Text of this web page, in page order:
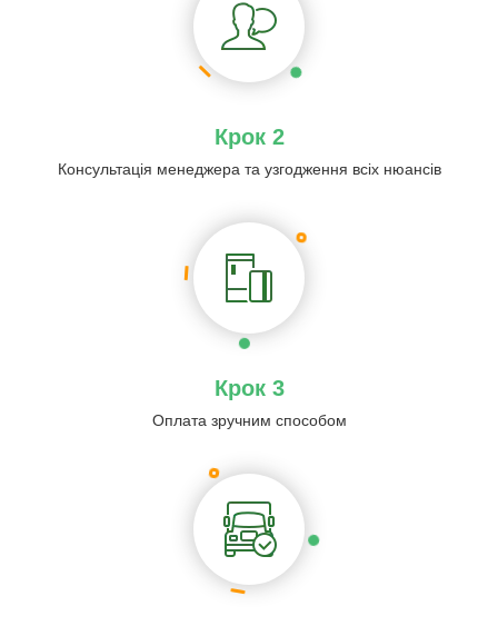
Крок 2
Консультація менеджера та узгодження всіх нюансів
Крок 3
Оплата зручним способом